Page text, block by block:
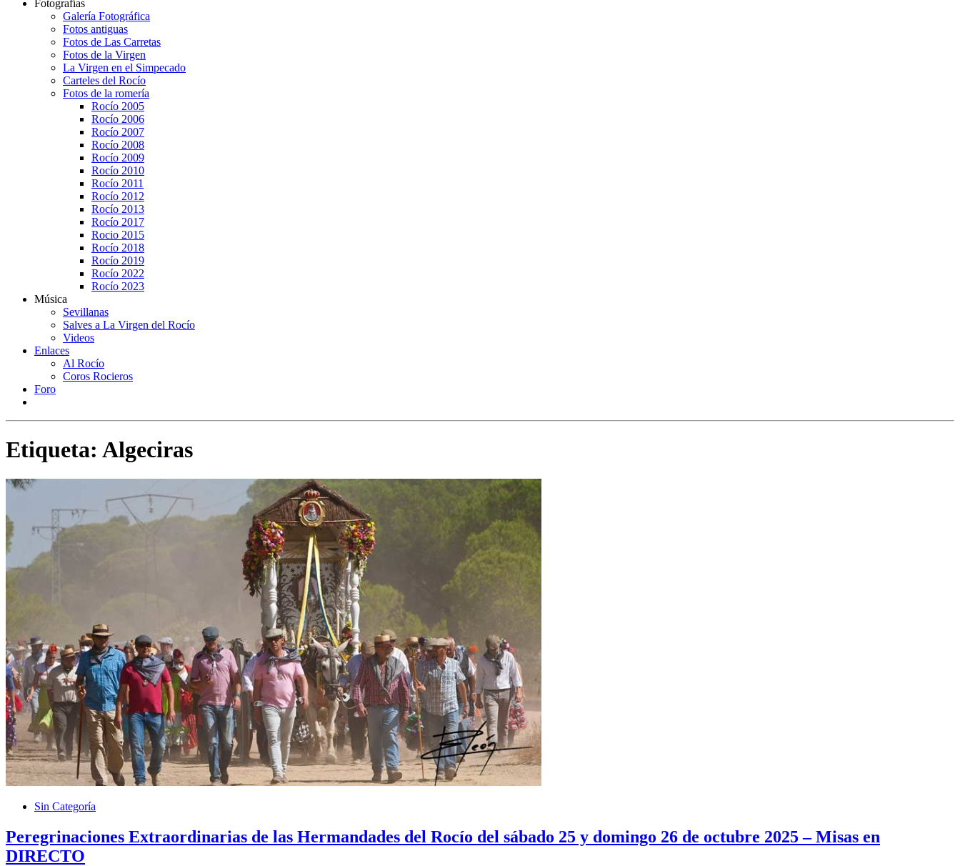
Fotografías
Galería Fotográfica
Fotos antiguas
Fotos de Las Carretas
Fotos de la Virgen
La Virgen en el Simpecado
Carteles del Rocío
Fotos de la romería
Rocío 2005
Rocío 2006
Rocío 2007
Rocío 2008
Rocío 2009
Rocío 2010
Rocío 2011
Rocío 2012
Rocío 2013
Rocío 2017
Rocio 2015
Rocío 2018
Rocío 2019
Rocío 2022
Rocío 2023
Música
Sevillanas
Salves a La Virgen del Rocío
Videos
Enlaces
Al Rocío
Coros Rocieros
Foro
Etiqueta: Algeciras
Sin Categoría
Peregrinaciones Extraordinarias de las Hermandades del Rocío del sábado 25 y domingo 26 de octubre 2025 – Misas en
DIRECTO